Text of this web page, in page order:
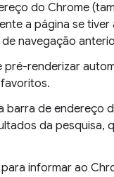
do Chrome
a página se
navegação
renderizar
barra de endereço
da pesquisa,
para informar ao